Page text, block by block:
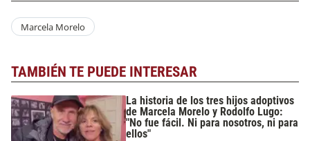
Marcela Morelo
TAMBIÉN TE PUEDE INTERESAR
La historia de los tres hijos adoptivos
de Marcela Morelo y Rodolfo Lugo:
"No fue fácil. Ni para nosotros, ni para
ellos"